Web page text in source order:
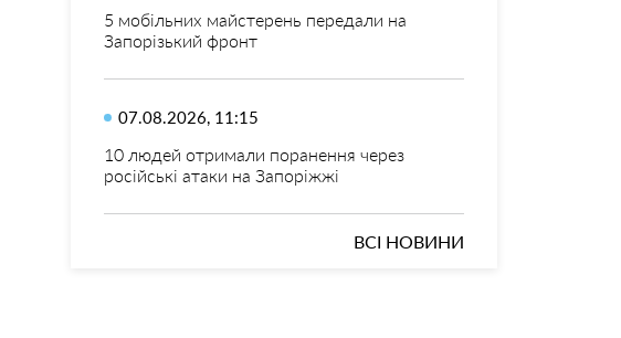
5 мобільних майстерень передали на
Запорізький фронт
07.08.2026, 11:15
10 людей отримали поранення через
російські атаки на Запоріжжі
ВСІ НОВИНИ